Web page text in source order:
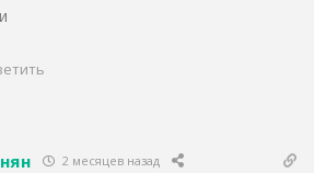
2 месяцев назад